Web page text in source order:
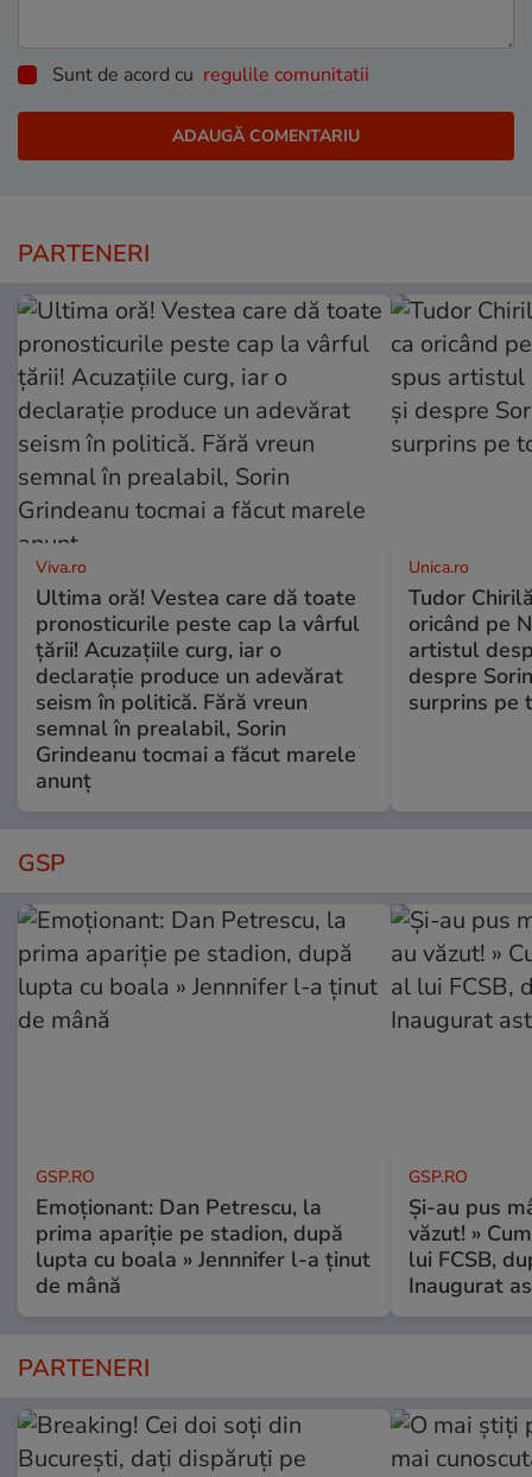
Sunt de acord cu regulile comunitatii
PARTENERI
Viva.ro
Ultima oră! Vestea care dă toate
pronosticurile peste cap la vârful
țării! Acuzațiile curg, iar o
declarație produce un adevărat
seism în politică. Fără vreun
semnal în prealabil, Sorin
Grindeanu tocmai a făcut marele
anunț
Unica.ro
Tudor
oricând pe
artistul
despre
surprins pe
GSP
GSP.RO
Emoționant: Dan Petrescu, la
prima apariție pe stadion, după
lupta cu boala » Jennnifer l-a ținut
de mână
GSP.RO
Și-au pus
văzut! »
lui FCSB,
Inaugurat
PARTENERI